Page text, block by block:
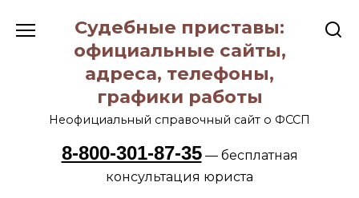
содержанию
Судебные приставы:
официальные сайты,
адреса, телефоны,
графики работы
Неофициальный справочный сайт о ФССП
8-800-301-87-35— бесплатная
консультация юриста